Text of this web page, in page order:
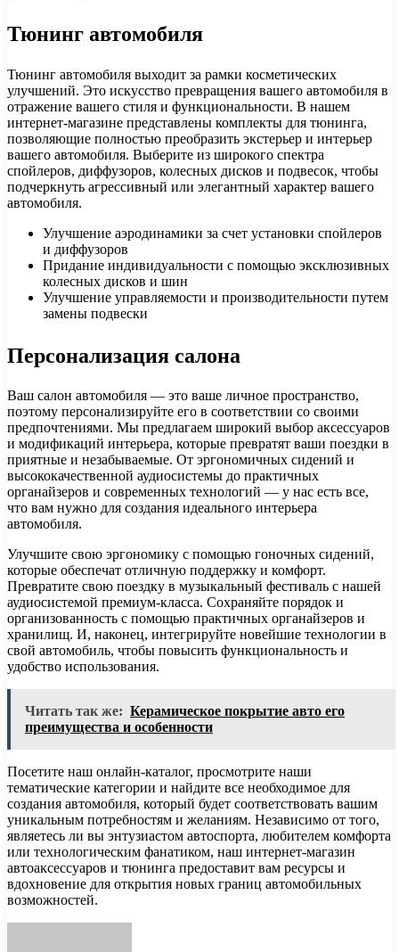
Тюнинг автомобиля
Тюнинг автомобиля выходит за рамки косметических
улучшений. Это искусство превращения вашего автомобиля в
отражение вашего стиля и функциональности. В нашем
интернет-магазине представлены комплекты для тюнинга,
позволяющие полностью преобразить экстерьер и интерьер
вашего автомобиля. Выберите из широкого спектра
спойлеров, диффузоров, колесных дисков и подвесок, чтобы
подчеркнуть агрессивный или элегантный характер вашего
автомобиля.
Улучшение аэродинамики за счет установки спойлеров
и диффузоров
Придание индивидуальности с помощью эксклюзивных
колесных дисков и шин
Улучшение управляемости и производительности путем
замены подвески
Персонализация салона
Ваш салон автомобиля — это ваше личное пространство,
поэтому персонализируйте его в соответствии со своими
предпочтениями. Мы предлагаем широкий выбор аксессуаров
и модификаций интерьера, которые превратят ваши поездки в
приятные и незабываемые. От эргономичных сидений и
высококачественной аудиосистемы до практичных
органайзеров и современных технологий — у нас есть все,
что вам нужно для создания идеального интерьера
автомобиля.
Улучшите свою эргономику с помощью гоночных сидений,
которые обеспечат отличную поддержку и комфорт.
Превратите свою поездку в музыкальный фестиваль с нашей
аудиосистемой премиум-класса. Сохраняйте порядок и
организованность с помощью практичных органайзеров и
хранилищ. И, наконец, интегрируйте новейшие технологии в
свой автомобиль, чтобы повысить функциональность и
удобство использования.
Читать так же: Керамическое покрытие авто его
преимущества и особенности
Посетите наш онлайн-каталог, просмотрите наши
тематические категории и найдите все необходимое для
создания автомобиля, который будет соответствовать вашим
уникальным потребностям и желаниям. Независимо от того,
являетесь ли вы энтузиастом автоспорта, любителем комфорта
или технологическим фанатиком, наш интернет-магазин
автоаксессуаров и тюнинга предоставит вам ресурсы и
вдохновение для открытия новых границ автомобильных
возможностей.